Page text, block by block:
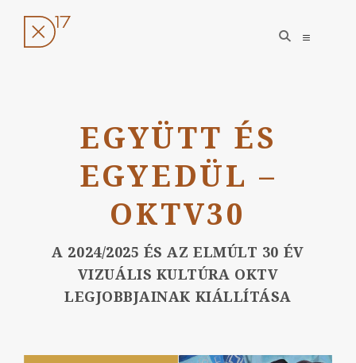
open
search
open
EGYÜTT ÉS
EGYEDÜL –
OKTV30
A 2024/2025 ÉS AZ ELMÚLT 30 ÉV
VIZUÁLIS KULTÚRA OKTV
LEGJOBBJAINAK KIÁLLÍTÁSA